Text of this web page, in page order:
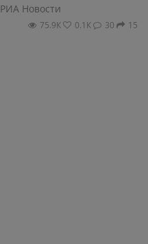
РИА Новости
75.9К 0.1К 30 15